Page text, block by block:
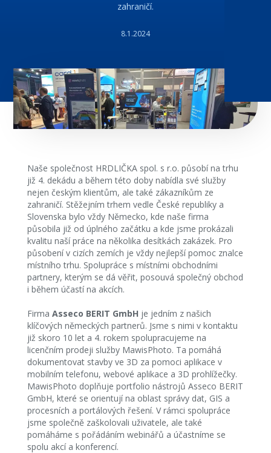
zahraničí.
8.1.2024
Naše společnost HRDLIČKA spol. s r.o. působí na trhu
již 4. dekádu a během této doby nabídla své služby
nejen českým klientům, ale také zákazníkům ze
zahraničí. Stěžejním trhem vedle České republiky a
Slovenska bylo vždy Německo, kde naše firma
působila již od úplného začátku a kde jsme prokázali
kvalitu naší práce na několika desítkách zakázek. Pro
působení v cizích zemích je vždy nejlepší pomoc znalce
místního trhu. Spolupráce s místními obchodními
partnery, kterým se dá věřit, posouvá společný obchod
i během účastí na akcích.
Firma Asseco BERIT GmbH je jedním z našich
klíčových německých partnerů. Jsme s nimi v kontaktu
již skoro 10 let a 4. rokem spolupracujeme na
licenčním prodeji služby MawisPhoto. Ta pomáhá
dokumentovat stavby ve 3D za pomoci aplikace v
mobilním telefonu, webové aplikace a 3D prohlížečky.
MawisPhoto doplňuje portfolio nástrojů Asseco BERIT
GmbH, které se orientují na oblast správy dat, GIS a
procesních a portálových řešení. V rámci spolupráce
jsme společně zaškolovali uživatele, ale také
pomáháme s pořádáním webinářů a účastníme se
spolu akcí a konferencí.